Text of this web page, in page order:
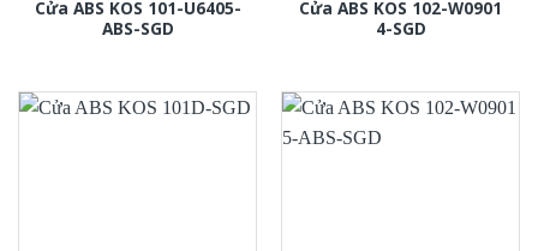
Cửa ABS KOS 101-U6405-
ABS-SGD
Cửa ABS KOS 102-W0901
4-SGD